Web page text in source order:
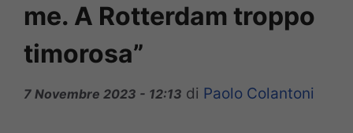
me. A Rotterdam troppo
timorosa”
7 Novembre 2023 - 12:13 di Paolo Colantoni